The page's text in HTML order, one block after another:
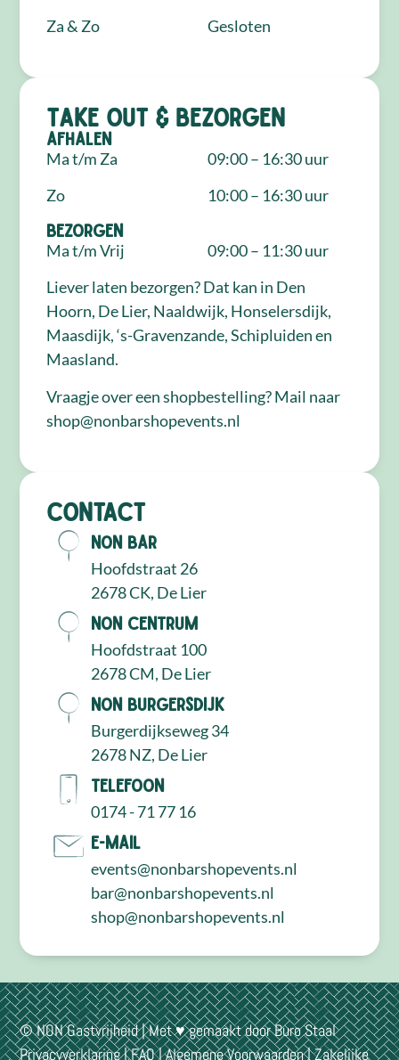
Za & Zo
Gesloten
Take out & bezorgen
Afhalen
Ma t/m Za
Zo
09:00 – 16:30 uur
10:00 – 16:30 uur
Bezorgen
Ma t/m Vrij
09:00 – 11:30 uur
Liever laten bezorgen? Dat kan in Den
Hoorn, De Lier, Naaldwijk, Honselersdijk,
Maasdijk, ‘s-Gravenzande, Schipluiden en
Maasland.
Vraagje over een shopbestelling? Mail naar
shop@nonbarshopevents.nl
Contact
NON Bar
Hoofdstraat 26
2678 CK, De Lier
NON Centrum
Hoofdstraat 100
2678 CM, De Lier
NON Burgersdijk
Burgerdijkseweg 34
2678 NZ, De Lier
Telefoon
0174 - 71 77 16
E-mail
events@nonbarshopevents.nl
bar@nonbarshopevents.nl
shop@nonbarshopevents.nl
© NON Gastvrijheid | Met ♥ gemaakt doorBuro Staal
Privacyverklaring|FAQ|Algemene Voorwaarden|Zakelijke